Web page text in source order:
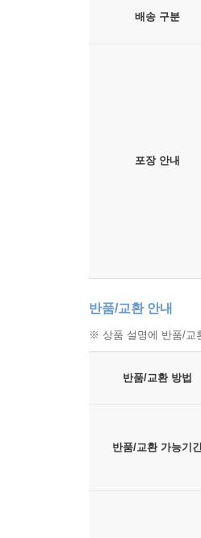
배송 구분
포장 안내
반품/교환 안내
※ 상품 설명에 반품/교
반품/교환 방법
반품/교환 가능기